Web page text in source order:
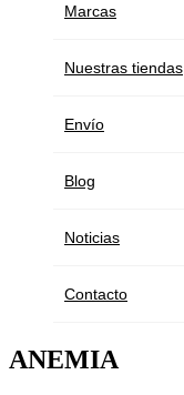
Marcas
Nuestras tiendas
Envío
Blog
Noticias
Contacto
ANEMIA